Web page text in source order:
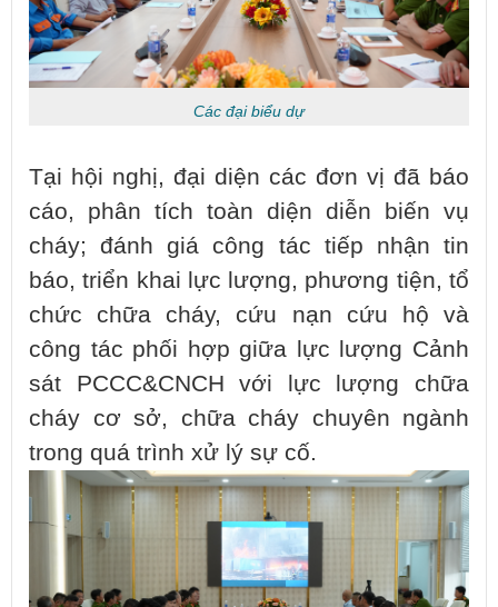
Các đại biểu dự
Tại hội nghị, đại diện các đơn vị đã báo
cáo, phân tích toàn diện diễn biến vụ
cháy; đánh giá công tác tiếp nhận tin
báo, triển khai lực lượng, phương tiện, tổ
chức chữa cháy, cứu nạn cứu hộ và
công tác phối hợp giữa lực lượng Cảnh
sát PCCC&CNCH với lực lượng chữa
cháy cơ sở, chữa cháy chuyên ngành
trong quá trình xử lý sự cố.